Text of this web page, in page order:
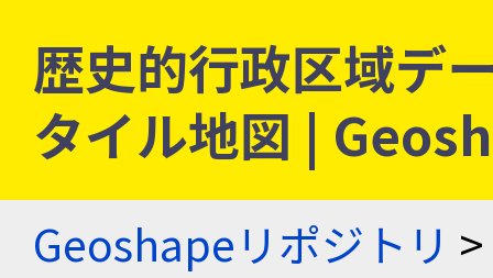
歴史的行政区域デ
タイル地図 |
Geoshapeリポジトリ >